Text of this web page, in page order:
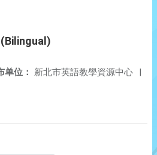
单位： 新北市英語教學資源中心 |